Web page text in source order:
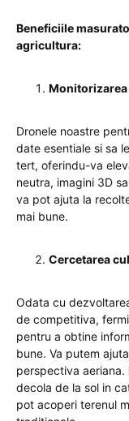
Beneficiile
agricultura:
Dronele noastre
date esentiale si sa
tert, oferindu-va
neutra, imagini 3D
va pot ajuta la
mai bune.
Cercetarea
Odata cu
de competitiva,
pentru a obtine
bune. Va putem
perspectiva aeriana.
decola de la sol in
pot acoperi terenul